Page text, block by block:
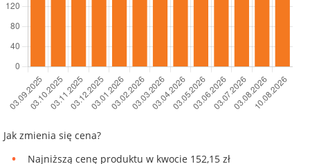
Jak zmienia się cena?
Najniższą cenę produktu w kwocie 152,15 zł